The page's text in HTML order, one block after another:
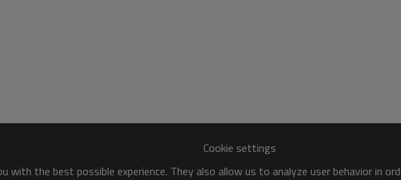
Cookie settings
with the best possible experience. They also allow us to analyze user behavior in